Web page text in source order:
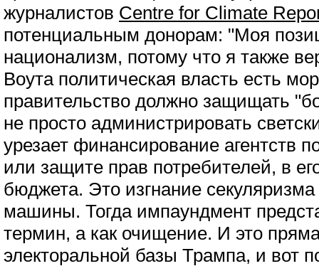
журналистов Centre for Climate
потенциальным донорам: "Моя
национализм, потому что я также
Воута политическая власть есть
правительство должно защищать
не просто администрировать
урезает финансирование агентств
или защите прав потребителей, в
бюджета. Это изгнание секуляризма
машины. Тогда импаундмент
термин, а как очищение. И это
электоральной базы Трампа, и вот